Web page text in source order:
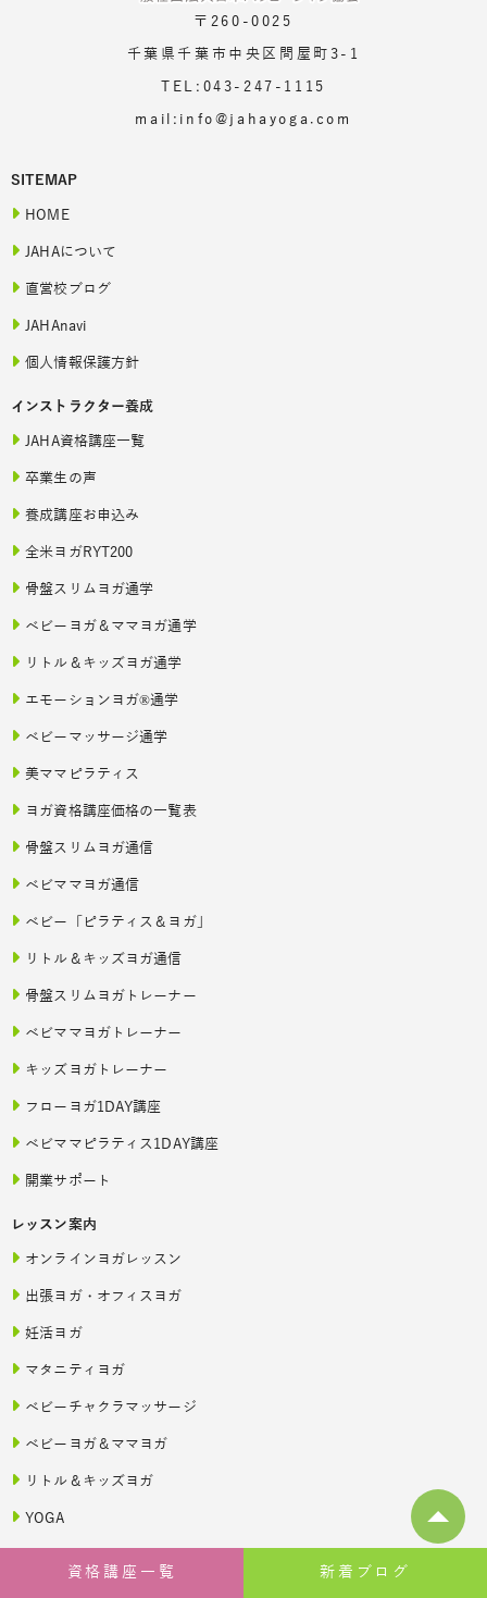
〒260-0025
千葉県千葉市中央区問屋町3-1
TEL:043-247-1115
mail:info@jahayoga.com
SITEMAP
HOME
JAHAについて
直営校ブログ
JAHAnavi
個人情報保護方針
インストラクター養成
JAHA資格講座一覧
卒業生の声
養成講座お申込み
全米ヨガRYT200
骨盤スリムヨガ通学
ベビーヨガ＆ママヨガ通学
リトル＆キッズヨガ通学
エモーションヨガ®通学
ベビーマッサージ通学
美ママピラティス
ヨガ資格講座価格の一覧表
骨盤スリムヨガ通信
ベビママヨガ通信
ベビー「ピラティス＆ヨガ」
リトル＆キッズヨガ通信
骨盤スリムヨガトレーナー
ベビママヨガトレーナー
キッズヨガトレーナー
フローヨガ1DAY講座
ベビママピラティス1DAY講座
開業サポート
レッスン案内
オンラインヨガレッスン
出張ヨガ・オフィスヨガ
妊活ヨガ
マタニティヨガ
ベビーチャクラマッサージ
ベビーヨガ＆ママヨガ
リトル＆キッズヨガ
YOGA
レッスン予約
新着ブログ
資格講座一覧